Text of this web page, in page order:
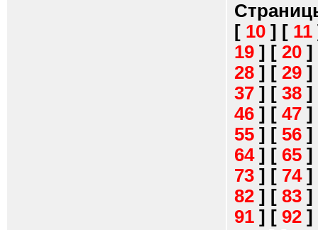
[ 10 ] [ 11
19 ] [ 20 ]
28 ] [ 29 ]
37 ] [ 38 ]
46 ] [ 47 ]
55 ] [ 56 ]
64] [ 65 ]
73 ] [ 74]
82 ] [ 83 ]
91 ] [ 92 ]